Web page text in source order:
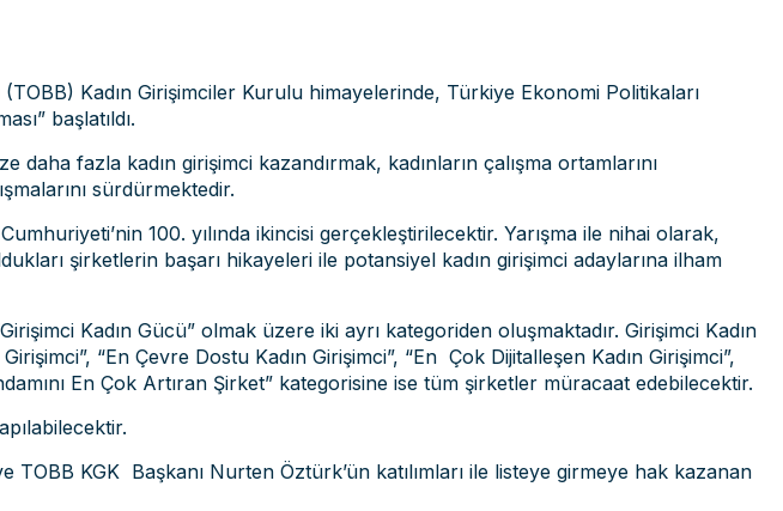
Kadın Girişimciler Kurulu himayelerinde, Türkiye Ekonomi Politikaları
başlatıldı.
fazla kadın girişimci kazandırmak, kadınların çalışma ortamlarını
sürdürmektedir.
100. yılında ikincisi gerçekleştirilecektir. Yarışma ile nihai olarak,
şirketlerin başarı hikayeleri ile potansiyel kadın girişimci adaylarına ilham
Kadın Gücü” olmak üzere iki ayrı kategoriden oluşmaktadır. Girişimci Kadın
“En Çevre Dostu Kadın Girişimci”, “En Çok Dijitalleşen Kadın Girişimci”,
En Çok Artıran Şirket” kategorisine ise tüm şirketler müracaat edebilecektir.
TOBB KGK Başkanı Nurten Öztürk’ün katılımları ile listeye girmeye hak kazanan